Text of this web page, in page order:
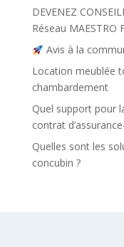
DEVENEZ
Réseau MAESTRO
Avis à la
Location meublée
chambardement
Quel support pour
contrat
Quelles sont les
concubin ?